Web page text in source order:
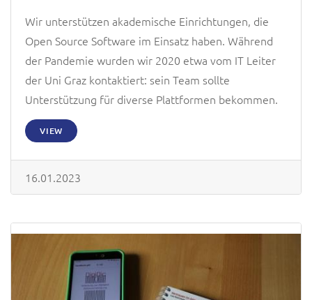
Wir unterstützen akademische Einrichtungen, die
Open Source Software im Einsatz haben. Während
der Pandemie wurden wir 2020 etwa vom IT Leiter
der Uni Graz kontaktiert: sein Team sollte
Unterstützung für diverse Plattformen bekommen.
VIEW
16.01.2023